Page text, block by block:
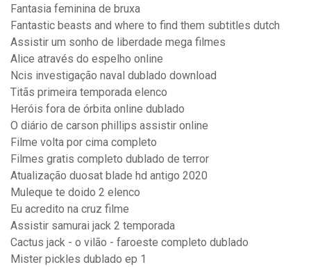
Fantasia feminina de bruxa
Fantastic beasts and where to find them subtitles dutch
Assistir um sonho de liberdade mega filmes
Alice através do espelho online
Ncis investigação naval dublado download
Titãs primeira temporada elenco
Heróis fora de órbita online dublado
O diário de carson phillips assistir online
Filme volta por cima completo
Filmes gratis completo dublado de terror
Atualização duosat blade hd antigo 2020
Muleque te doido 2 elenco
Eu acredito na cruz filme
Assistir samurai jack 2 temporada
Cactus jack - o vilão - faroeste completo dublado
Mister pickles dublado ep 1